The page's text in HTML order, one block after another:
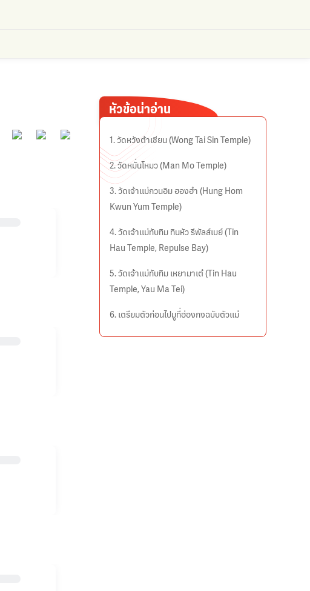
หัวข้อน่าอ่าน
1. วัดหวังต้าเซียน (Wong Tai Sin Temple)
2. วัดหมั่นโหมว (Man Mo Temple)
3. วัดเจ้าแม่กวนอิม ฮองฮำ (Hung Hom
Kwun Yum Temple)
4. วัดเจ้าแม่ทับทิม ทินหัว รีพัลส์เบย์ (Tin
Hau Temple, Repulse Bay)
5. วัดเจ้าแม่ทับทิม เหยามาเต๋ (Tin Hau
Temple, Yau Ma Tei)
6. เตรียมตัวก่อนไปมูที่ฮ่องกงฉบับตัวแม่